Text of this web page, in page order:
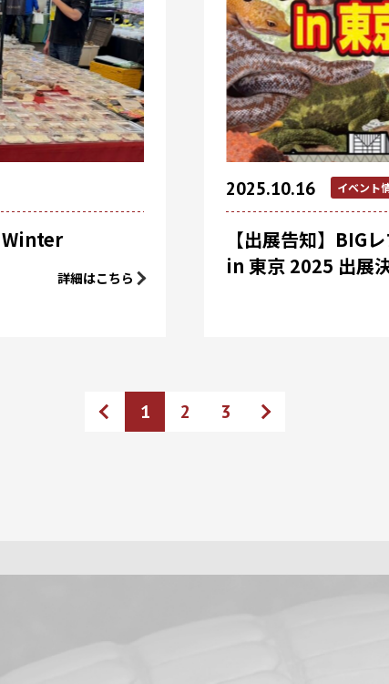
Winter
詳細はこちら
2025.10.16 イベント
【出展告知】BIG
in 東京 2025 出展
前のページ
1 2 3 次のページ